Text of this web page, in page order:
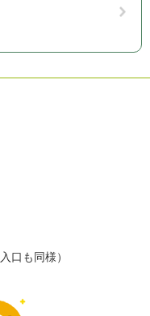
口も同様）